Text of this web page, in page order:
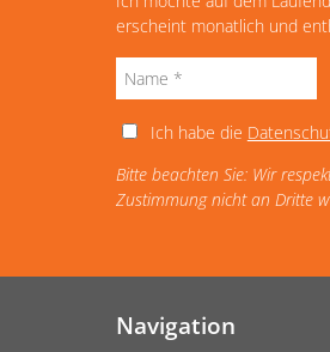
erscheint monatlich und
Ich habe die
Bitte beachten Sie: Wir
Zustimmung nicht an Dritte
Navigation